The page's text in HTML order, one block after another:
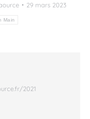
29 mars 2023
Main
2021